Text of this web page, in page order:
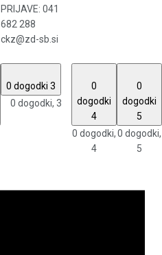
PRIJAVE: 041
682 288
ckz@zd-sb.si
0 dogodki 3
0 dogodki, 3
0
dogodki
4
0 dogodki,
4
0
dogodki
5
0 dogodki,
5